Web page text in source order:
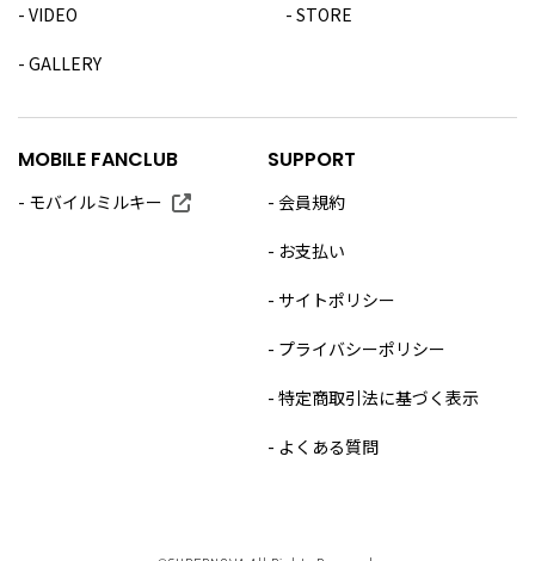
VIDEO
GALLERY
STORE
MOBILE FANCLUB
モバイルミルキー
SUPPORT
会員規約
お支払い
サイトポリシー
プライバシーポリシー
特定商取引法に基づく表示
よくある質問